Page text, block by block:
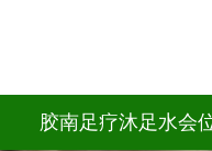
胶南足疗沐足水会